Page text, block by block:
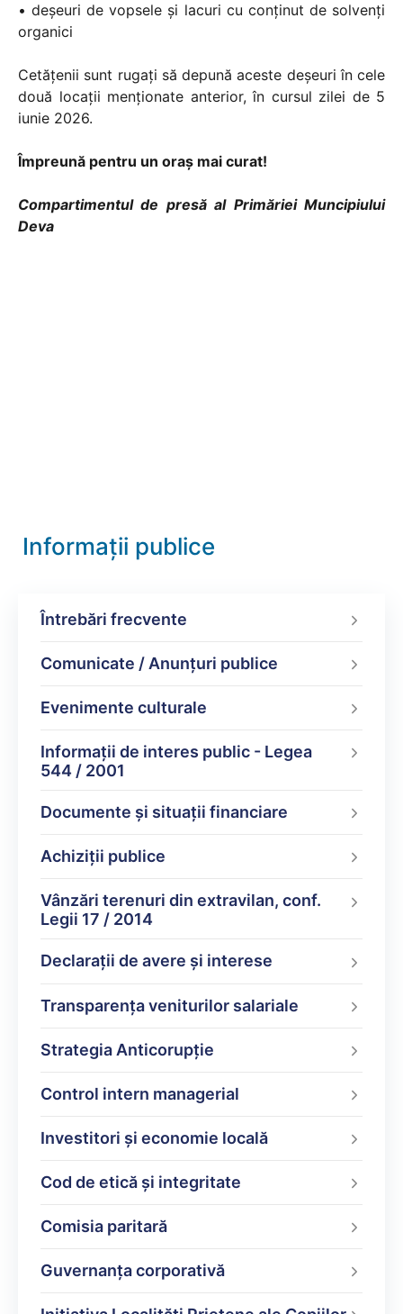
• deşeuri de vopsele şi lacuri cu conţinut de solvenţi
organici
Cetățenii sunt rugați să depună aceste deșeuri în cele
două locații menționate anterior, în cursul zilei de 5
iunie 2026.
Împreună pentru un oraș mai curat!
Compartimentul de presă al Primăriei Muncipiului
Deva
Informații publice
Întrebări frecvente
Comunicate / Anunțuri publice
Evenimente culturale
Informații de interes public - Legea
544 / 2001
Documente şi situaţii financiare
Achiziții publice
Vânzări terenuri din extravilan, conf.
Legii 17 / 2014
Declarații de avere şi interese
Transparența veniturilor salariale
Strategia Anticorupție
Control intern managerial
Investitori și economie locală
Cod de etică și integritate
Comisia paritară
Guvernanța corporativă